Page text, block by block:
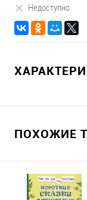
Недоступно
ПОХОЖИЕ